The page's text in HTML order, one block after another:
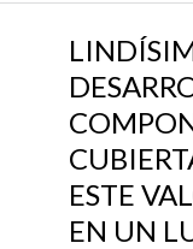
ESTE
EN UN